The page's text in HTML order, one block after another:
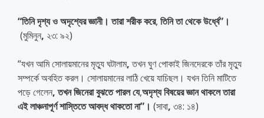
“তিনিদৃশ্যওঅদৃশ্যেরজ্ঞানী। তারাশরীককরে, তিনিতাথেকেউর্ধ্বে” ।
(মুমিনুন, ২৩: ৯২)
“যখন আমি সোলায়মানের মৃত্যু ঘটালাম,তখন ঘুণ পোকাই জিনদেরকে তাঁর মৃত্যু
সম্পর্কে অবহিত করল। সোলায়মানের লাঠি খেয়ে যাচিছল। যখন তিনি মাটিতে
পড়ে গেলেন,তখনজিনেরাবুঝতেপারলযে,অদৃশ্যবিষয়েরজ্ঞানথাকলেতারা
এইলাঞ্চনাপূর্ণশাস্তিতেআবদ্ধথাকতোনা” । (সাবা, ৩৪: ১৪)